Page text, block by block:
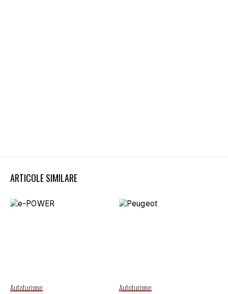
ARTICOLE SIMILARE
Autoturisme Autoturisme